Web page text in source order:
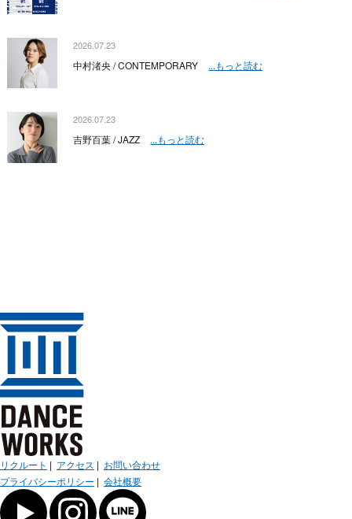
2026.07.23
中村渚央 / CONTEMPORARY ...もっと読む
2026.07.23
吉野百葉 / JAZZ ...もっと読む
リクルート | アクセス | お問い合わせ
プライバシーポリシー | 会社概要